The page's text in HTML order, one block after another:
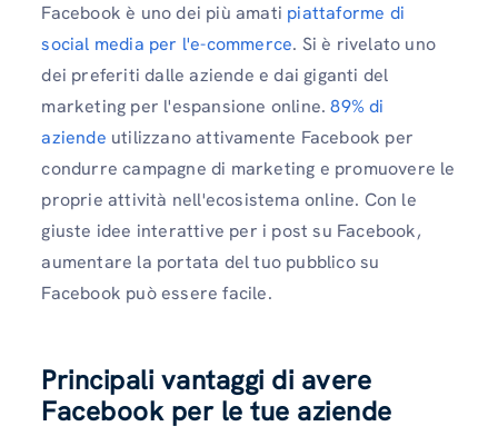
Facebook è uno dei più amati piattaforme di
social media per l'e-commerce. Si è rivelato uno
dei preferiti dalle aziende e dai giganti del
marketing per l'espansione online.89% di
aziende utilizzano attivamente Facebook per
condurre campagne di marketing e promuovere le
proprie attività nell'ecosistema online. Con le
giuste idee interattive per i post su Facebook,
aumentare la portata del tuo pubblico su
Facebook può essere facile.
Principali vantaggi di avere
Facebook per le tue aziende